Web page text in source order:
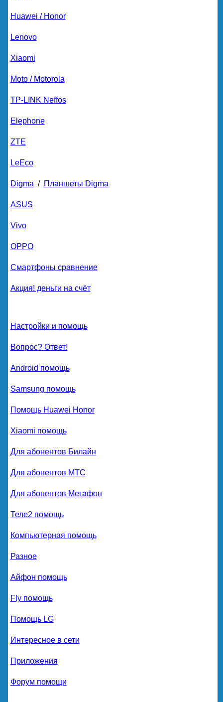
Huawei / Honor
Lenovo
Xiaomi
Moto / Motorola
TP-LINK Neffos
Elephone
ZTE
LeEco
Digma / Планшеты Digma
ASUS
Vivo
OPPO
Смартфоны сравнение
Акция! деньги на счёт
Настройки и помощь
Вопрос? Ответ!
Android помощь
Samsung помощь
Помощь Huawei Honor
Xiaomi помощь
Для абонентов Билайн
Для абонентов МТС
Для абонентов Мегафон
Теле2 помощь
Компьютерная помощь
Разное
Айфон помощь
Fly помощь
Помощь LG
Интересное в сети
Приложения
Форум помощи